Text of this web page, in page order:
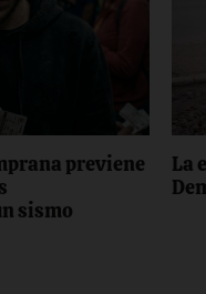
previene
sismo
La